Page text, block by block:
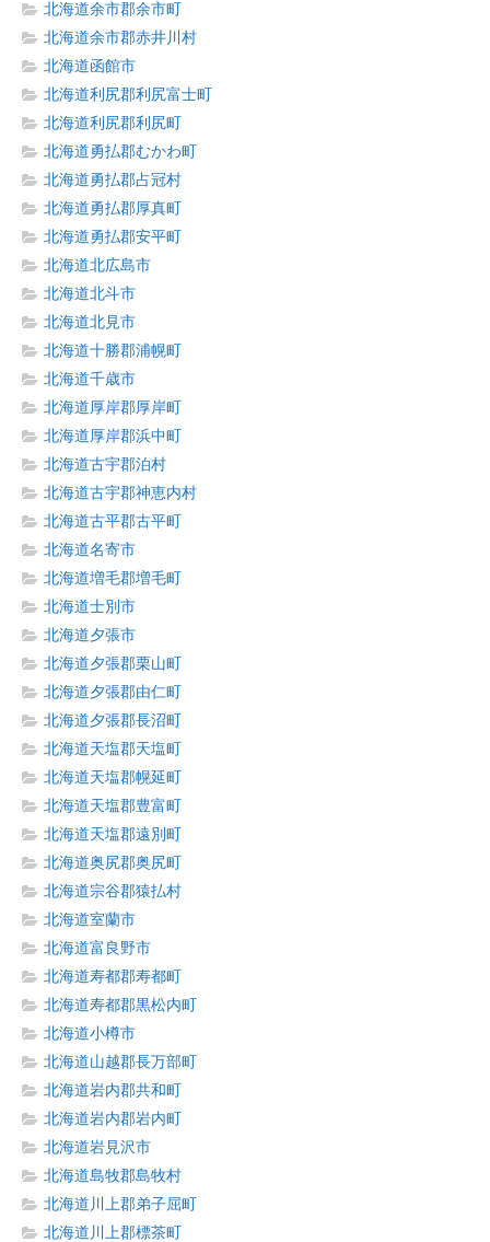
北海道余市郡余市町
北海道余市郡赤井川村
北海道函館市
北海道利尻郡利尻富士町
北海道利尻郡利尻町
北海道勇払郡むかわ町
北海道勇払郡占冠村
北海道勇払郡厚真町
北海道勇払郡安平町
北海道北広島市
北海道北斗市
北海道北見市
北海道十勝郡浦幌町
北海道千歳市
北海道厚岸郡厚岸町
北海道厚岸郡浜中町
北海道古宇郡泊村
北海道古宇郡神恵内村
北海道古平郡古平町
北海道名寄市
北海道増毛郡増毛町
北海道士別市
北海道夕張市
北海道夕張郡栗山町
北海道夕張郡由仁町
北海道夕張郡長沼町
北海道天塩郡天塩町
北海道天塩郡幌延町
北海道天塩郡豊富町
北海道天塩郡遠別町
北海道奥尻郡奥尻町
北海道宗谷郡猿払村
北海道室蘭市
北海道富良野市
北海道寿都郡寿都町
北海道寿都郡黒松内町
北海道小樽市
北海道山越郡長万部町
北海道岩内郡共和町
北海道岩内郡岩内町
北海道岩見沢市
北海道島牧郡島牧村
北海道川上郡弟子屈町
北海道川上郡標茶町